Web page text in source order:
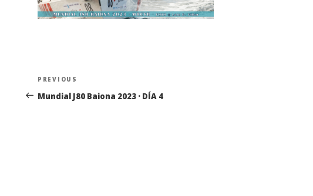
Navegación
de
Previous
Post
PREVIOUS
Mundial J80 Baiona 2023 · DÍA 4